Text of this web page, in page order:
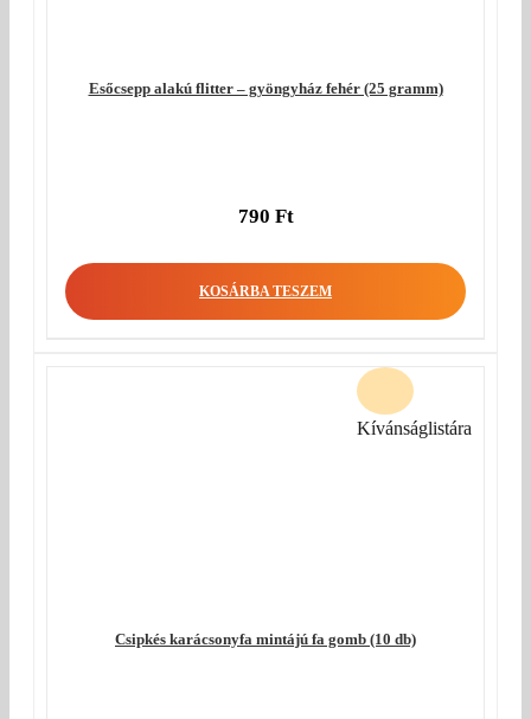
Esőcsepp alakú flitter – gyöngyház fehér (25 gramm)
790 Ft
KOSÁRBA TESZEM
Csipkés karácsonyfa mintájú fa gomb (10 db)
Kívánságlistára